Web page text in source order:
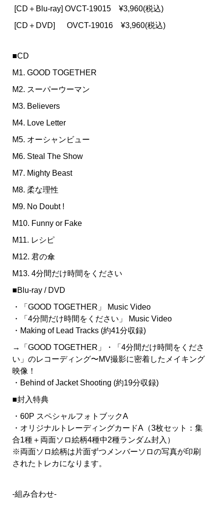
[CD＋Blu-ray] OVCT-19015 ¥3,960(税込)
[CD＋DVD] OVCT-19016 ¥3,960(税込)
■CD
M1. GOOD TOGETHER
M2. スーパーウーマン
M3. Believers
M4. Love Letter
M5. オーシャンビュー
M6. Steal The Show
M7. Mighty Beast
M8. 柔な理性
M9. No Doubt !
M10. Funny or Fake
M11. レシピ
M12. 君の傘
M13. 4分間だけ時間をください
■Blu-ray / DVD
・「GOOD TOGETHER」 Music Video
・「4分間だけ時間をください」 Music Video
・Making of Lead Tracks (約41分収録)
→「GOOD TOGETHER」・「4分間だけ時間をくださ
い」のレコーディング〜MV撮影に密着したメイキング
映像！
・Behind of Jacket Shooting (約19分収録)
■封入特典
・60P スペシャルフォトブックA
・オリジナルトレーディングカードA（3枚セット：集
合1種＋両面ソロ絵柄4種中2種ランダム封入）
※両面ソロ絵柄は片面ずつメンバーソロの写真が印刷
されたトレカになります。
-組み合わせ-